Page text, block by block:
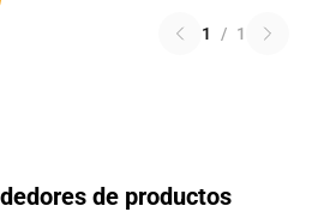
1 / 1
de productos